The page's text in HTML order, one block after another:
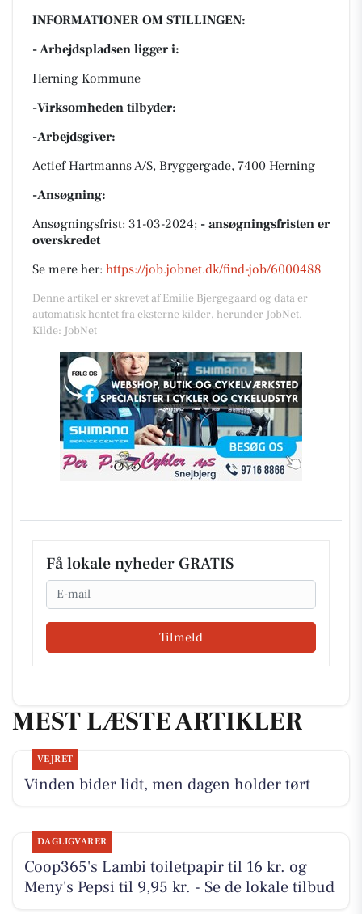
INFORMATIONER OM STILLINGEN:
- Arbejdspladsen ligger i:
Herning Kommune
-Virksomheden tilbyder:
-Arbejdsgiver:
Actief Hartmanns A/S, Bryggergade, 7400 Herning
-Ansøgning:
Ansøgningsfrist: 31-03-2024; - ansøgningsfristen er
overskredet
Se mere her: https://job.jobnet.dk/find-job/6000488
Denne artikel er skrevet af Emilie Bjergegaard og data er
automatisk hentet fra eksterne kilder, herunder JobNet.
Kilde: JobNet
Få lokale nyheder GRATIS
Email
Tilmeld
MEST LÆSTE ARTIKLER
VEJRET
Vinden bider lidt, men dagen holder tørt
DAGLIGVARER
Coop365's Lambi toiletpapir til 16 kr. og
Meny's Pepsi til 9,95 kr. - Se de lokale tilbud